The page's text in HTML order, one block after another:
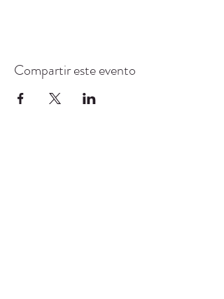
Compartir este evento